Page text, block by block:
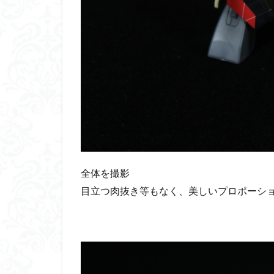
全体を撮影
目立つ肉抜き等もなく、美しいプロポーシ